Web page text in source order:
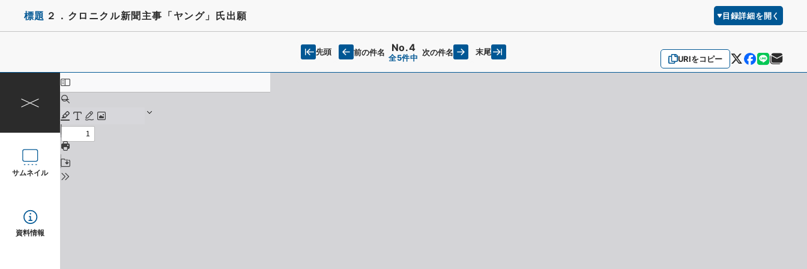
標題 ２．クロニクル新聞主事「ヤング」氏出願 目録詳細を開く
URIをコピー
先頭 前の件名 No.4
全5件中
次の件名 末尾
サムネイル
資料情報